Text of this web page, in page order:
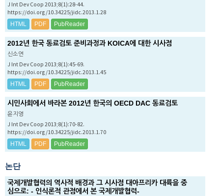
J Int Dev Coop 2013;8(1):28-44.
https://doi.org/10.34225/jidc.2013.1.28
HTML PDF PubReader
2012년 한국 동료검토 준비과정과 KOICA에 대한 시사점
신소연
J Int Dev Coop 2013;8(1):45-69.
https://doi.org/10.34225/jidc.2013.1.45
HTML PDF PubReader
시민사회에서 바라본 2012년 한국의 OECD DAC 동료검토
윤지영
J Int Dev Coop 2013;8(1):70-82.
https://doi.org/10.34225/jidc.2013.1.70
HTML PDF PubReader
논단
국제개발협력의 역사적 배경과 그 시사점 대아프리카 대륙을 중
심으로: - 인식론적 관점에서 본 국제개발협력-